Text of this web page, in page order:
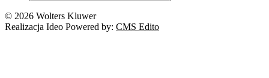
© 2026 Wolters Kluwer
Realizacja Ideo Powered by: CMS Edito